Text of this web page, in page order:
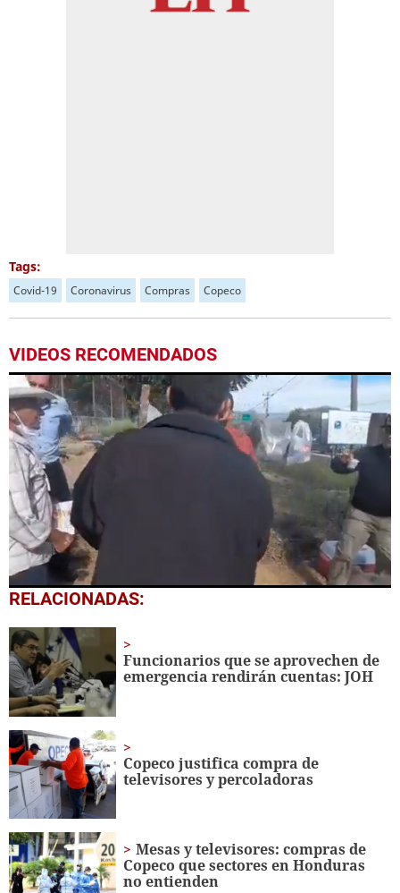
Tags:
Covid-19 Coronavirus Compras Copeco
VIDEOS RECOMENDADOS
0
seconds
29
seconds
RELACIONADAS:
Funcionarios que se aprovechen de
emergencia rendirán cuentas: JOH
Copeco justifica compra de
televisores y percoladoras
Mesas y televisores: compras de
Copeco que sectores en Honduras
no entienden